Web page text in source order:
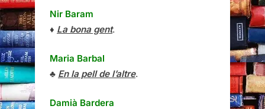
Nir Baram
♦ La bona gent.
Maria Barbal
♣ En la pell de l’altre.
Damià Bardera